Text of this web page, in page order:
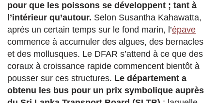
pour que les poissons se développent ; tant à
l’intérieur qu’autour. Selon Susantha Kahawatta,
après un certain temps sur le fond marin, l’épave
commence à accumuler des algues, des bernacles
et des mollusques. Le DFAR s’attend à ce que des
coraux à croissance rapide commencent bientôt à
pousser sur ces structures. Le département a
obtenu les bus pour un prix symbolique auprès